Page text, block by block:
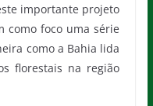
importante projeto
como foco uma série
como a Bahia lida
florestais na região